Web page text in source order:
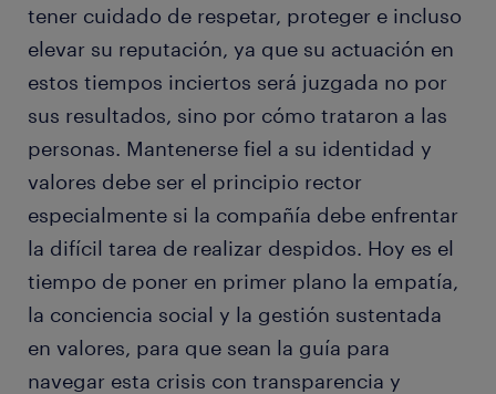
tener cuidado de respetar, proteger e incluso
elevar su reputación, ya que su actuación en
estos tiempos inciertos será juzgada no por
sus resultados, sino por cómo trataron a las
personas. Mantenerse fiel a su identidad y
valores debe ser el principio rector
especialmente si la compañía debe enfrentar
la difícil tarea de realizar despidos. Hoy es el
tiempo de poner en primer plano la empatía,
la conciencia social y la gestión sustentada
en valores, para que sean la guía para
navegar esta crisis con transparencia y